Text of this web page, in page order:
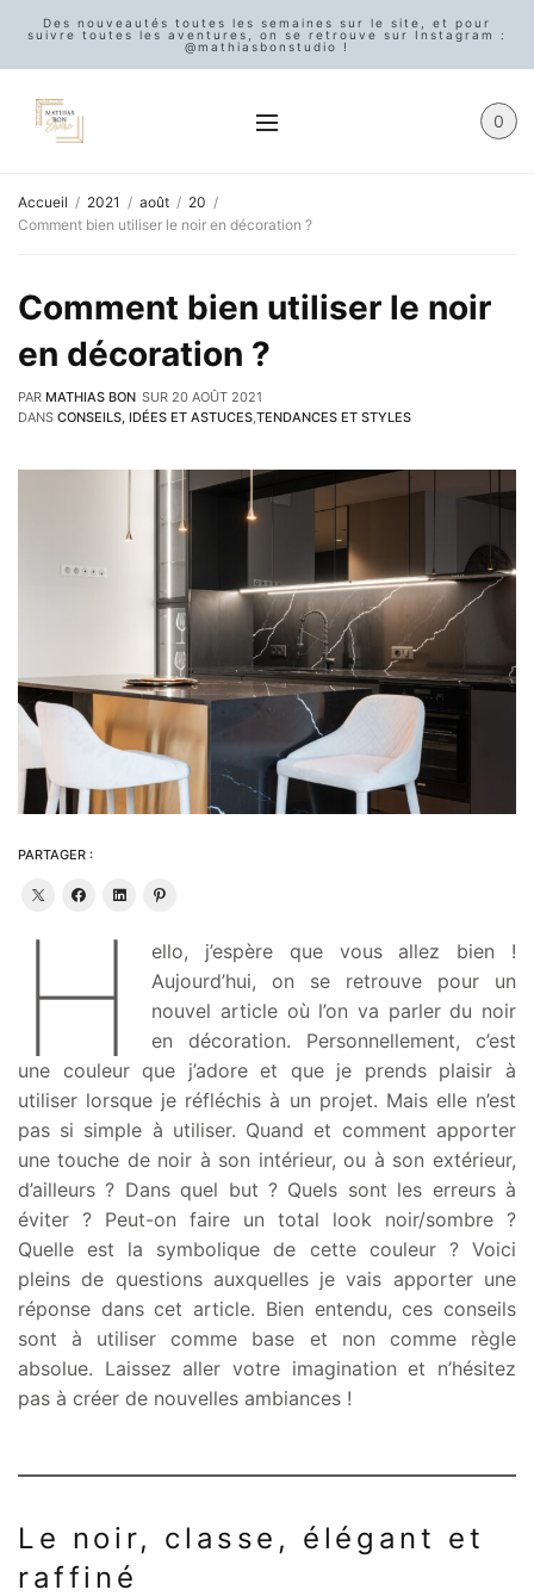
Des nouveautés toutes les semaines sur le site, et pour
suivre toutes les aventures, on se retrouve sur Instagram :
@mathiasbonstudio !
0
Accueil 2021 août
20
Comment bien utiliser le noir en décoration ?
Comment bien utiliser le noir
en décoration ?
PAR MATHIAS BON SUR 20 AOÛT 2021
DANS CONSEILS, IDÉES ET ASTUCES,TENDANCES ET STYLES
PARTAGER :
H
ello, j’espère que vous allez bien !
Aujourd’hui, on se retrouve pour un
nouvel article où l’on va parler du noir
en décoration. Personnellement, c’est
une couleur que j’adore et que je prends plaisir à
utiliser lorsque je réfléchis à un projet. Mais elle n’est
pas si simple à utiliser. Quand et comment apporter
une touche de noir à son intérieur, ou à son extérieur,
d’ailleurs ? Dans quel but ? Quels sont les erreurs à
éviter ? Peut-on faire un total look noir/sombre ?
Quelle est la symbolique de cette couleur ? Voici
pleins de questions auxquelles je vais apporter une
réponse dans cet article. Bien entendu, ces conseils
sont à utiliser comme base et non comme règle
absolue. Laissez aller votre imagination et n’hésitez
pas à créer de nouvelles ambiances !
Le noir, classe, élégant et
raffiné